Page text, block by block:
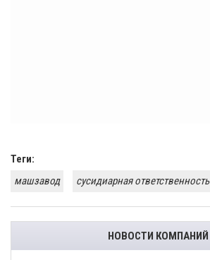
Теги:
машзавод
сусидиарная ответственность
НОВОСТИ КОМПАНИЙ